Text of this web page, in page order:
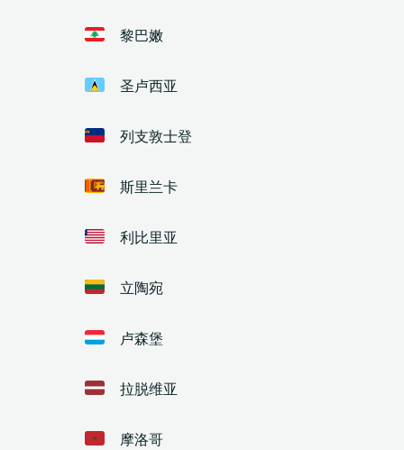
黎巴嫩
圣卢西亚
列支敦士登
斯里兰卡
利比里亚
立陶宛
卢森堡
拉脱维亚
摩洛哥